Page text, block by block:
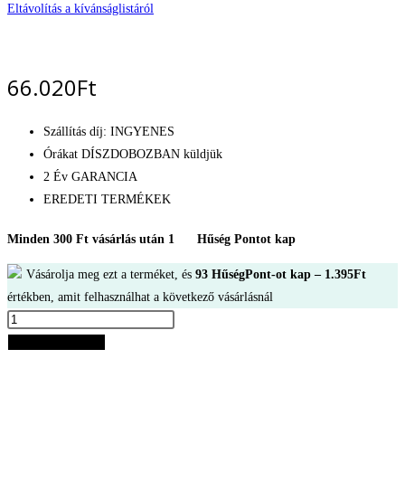
Eltávolítás a kívánságlistáról
66.020Ft
Szállítás díj: INGYENES
Órákat DÍSZDOBOZBAN küldjük
2 Év GARANCIA
EREDETI TERMÉKEK
Minden 300 Ft vásárlás után 1 Hűség Pontot kap
Vásárolja meg ezt a terméket, és 93 HűségPont-ot kap – 1.395Ft
értékben, amit felhasználhat a következő vásárlásnál
Emporio